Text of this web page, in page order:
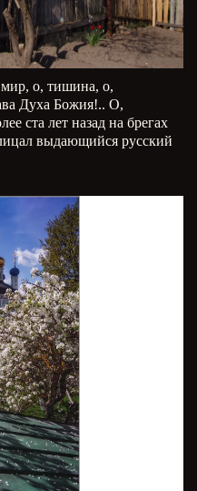
о, тишина, о,
Духа Божия!.. О,
ста лет назад на брегах
выдающийся русский